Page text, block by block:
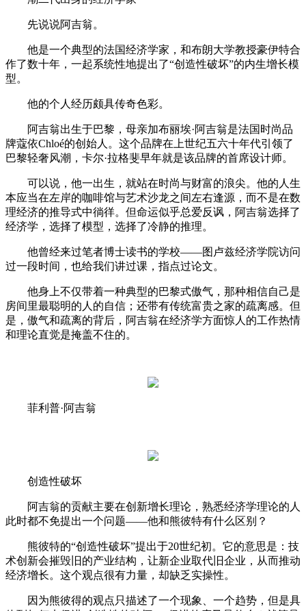
先说说阿吉翁。
他是一个典型的法国经济学家，和布朗大学教授豪伊特合
作了数十年，一起系统性地提出了“创造性破坏”的内生增长模
型。
他的个人经历颇具传奇色彩。
阿吉翁出生于巴黎，母亲加布丽埃·阿吉翁是法国时尚品
牌蔻依Chloé的创始人。这个品牌在上世纪五六十年代引领了
巴黎轻奢风潮，卡尔·拉格斐早年就是该品牌的首席设计师。
可以说，他一出生，就站在时尚与财富的浪尖。他的人生
本应当在左岸的咖啡馆与艺术沙龙之间左右逢源，而不是在数
理经济的推导式中徜徉。但命运似乎总爱反讽，阿吉翁选择了
经济学，选择了模型，选择了冷静的推理。
他曾经来过笔者博士读书的学校——图卢兹经济学院访问
过一段时间，也给我们讲过课，指点过论文。
他身上不仅带着一种典型的巴黎式傲气，那种相信自己是
房间里最聪明的人的自信；还带有传统富贵之家的疏离感。但
是，傲气和疏离的背后，阿吉翁在经济学方面惊人的工作热情
和理论直觉是掩盖不住的。
菲利普·阿吉翁
创造性破坏
阿吉翁的贡献主要在创新增长理论，熟悉经济学理论的人
此时都不免提出一个问题——他和熊彼特有什么区别？
熊彼特的“创造性破坏”提出于20世纪初。它的意思是：技
术创新会摧毁旧的产业结构，让新企业取代旧企业，从而推动
经济增长。这个观点很有力量，却缺乏实操性。
因为熊彼得的观点只描述了一个现象、一个趋势，但是具